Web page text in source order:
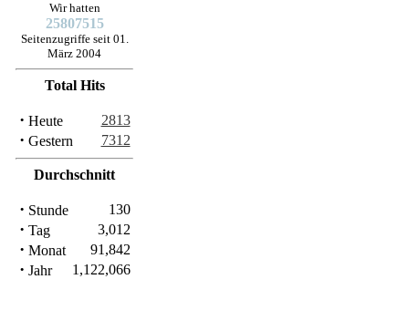
Wir hatten
25807515
Seitenzugriffe seit 01.
März 2004
Total Hits
· Heute 2813
· Gestern 7312
Durchschnitt
· Stunde 130
· Tag 3,012
· Monat 91,842
· Jahr 1,122,066